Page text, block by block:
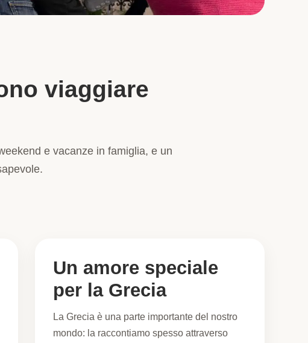
viaggiare
e vacanze in famiglia, e un
Un amore speciale
per la Grecia
La Grecia è una parte importante del nostro
mondo: la raccontiamo spesso attraverso